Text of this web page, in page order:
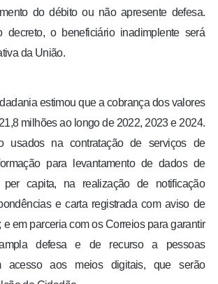
do débito ou não apresente defesa.
decreto, o beneficiário inadimplente será
da União.
estimou que a cobrança dos valores
milhões ao longo de 2022, 2023 e 2024.
usados na contratação de serviços de
para levantamento de dados de
capita, na realização de notificação
e carta registrada com aviso de
e em parceria com os Correios para garantir
defesa e de recurso a pessoas
acesso aos meios digitais, que serão